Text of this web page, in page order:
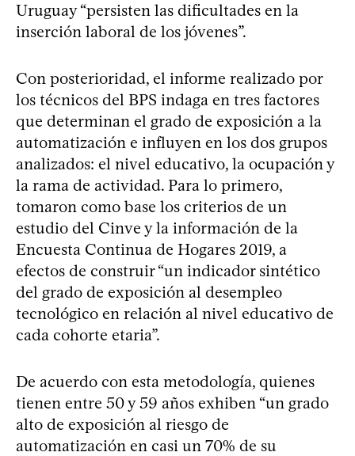
Uruguay “persisten las dificultades en la
inserción laboral de los jóvenes”.
Con posterioridad, el informe realizado por
los técnicos del BPS indaga en tres factores
que determinan el grado de exposición a la
automatización e influyen en los dos grupos
analizados: el nivel educativo, la ocupación y
la rama de actividad. Para lo primero,
tomaron como base los criterios de un
estudio del Cinve y la información de la
Encuesta Continua de Hogares 2019, a
efectos de construir “un indicador sintético
del grado de exposición al desempleo
tecnológico en relación al nivel educativo de
cada cohorte etaria”.
De acuerdo con esta metodología, quienes
tienen entre 50 y 59 años exhiben “un grado
alto de exposición al riesgo de
automatización en casi un 70% de su